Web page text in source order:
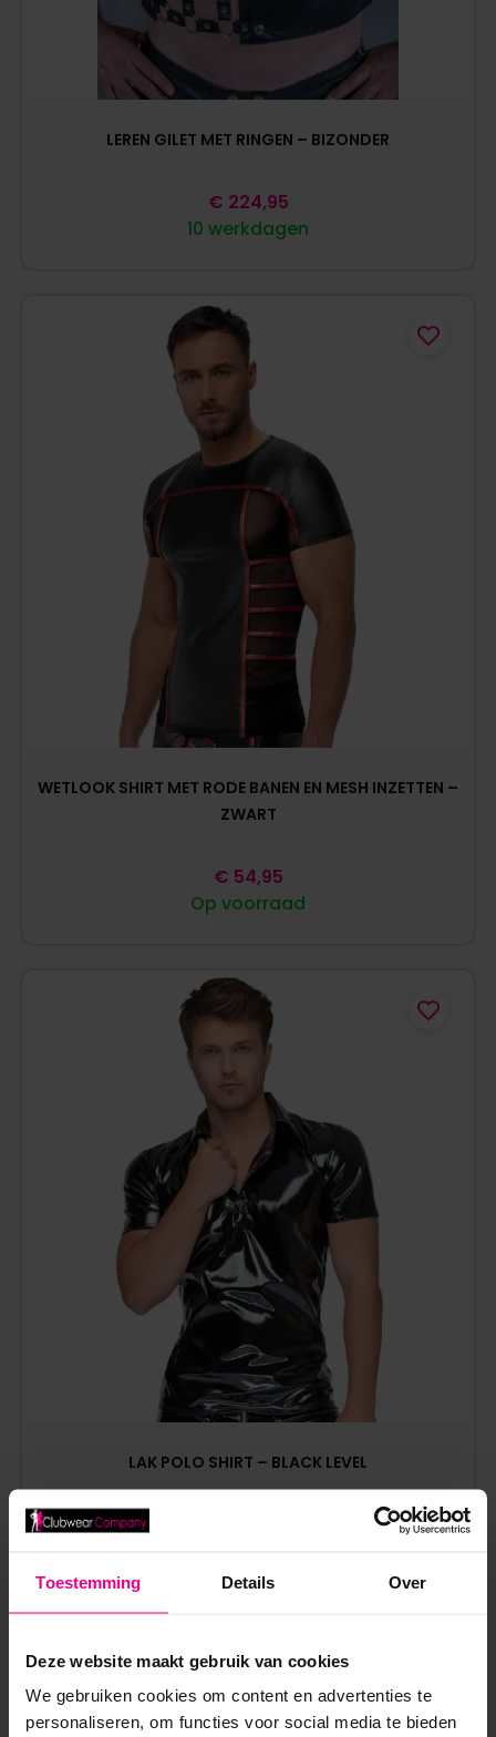
Toestemming Details Over
Deze website maakt gebruik van cookies
We gebruiken cookies om content en advertenties te
personaliseren, om functies voor social media te bieden
LEREN GILET MET RINGEN – BIZONDER
10 werkdagen
€ 224,95
WETLOOK SHIRT MET RODE BANEN EN MESH INZETTEN –
ZWART
Op voorraad
€ 54,95
LAK POLO SHIRT – BLACK LEVEL